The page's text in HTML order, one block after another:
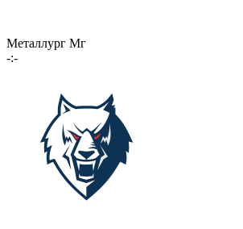
Металлург Мг
-:-